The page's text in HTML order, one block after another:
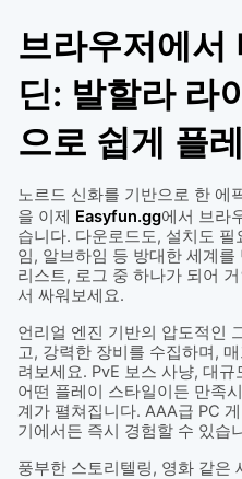
브라우저에서
딘: 발할라 라
으로 쉽게 플
노르드 신화를 기반으로 한 에
을 이제 Easyfun.gg에서 브라
습니다. 다운로드도, 설치도
임, 알브하임 등 방대한 세계
리스트, 로그 중 하나가 되어
서 싸워보세요.
언리얼 엔진 기반의 압도적인
고, 강력한 장비를 수집하며,
려보세요. PvE 보스 사냥, 대
어떤 플레이 스타일이든 만족
계가 펼쳐집니다. AAA급 PC
기에서든 즉시 경험할 수 있습
풍부한 스토리텔링, 영화 같은